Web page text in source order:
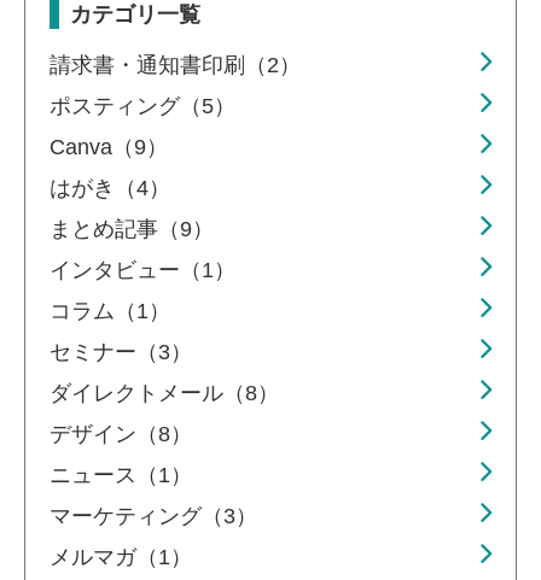
カテゴリ一覧
請求書・通知書印刷（2）
ポスティング（5）
Canva（9）
はがき（4）
まとめ記事（9）
インタビュー（1）
コラム（1）
セミナー（3）
ダイレクトメール（8）
デザイン（8）
ニュース（1）
マーケティング（3）
メルマガ（1）